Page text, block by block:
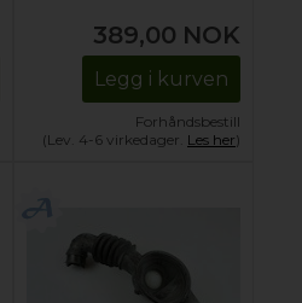
389,00 NOK
Legg i kurven
Forhåndsbestill
(Lev. 4-6 virkedager. Les her)